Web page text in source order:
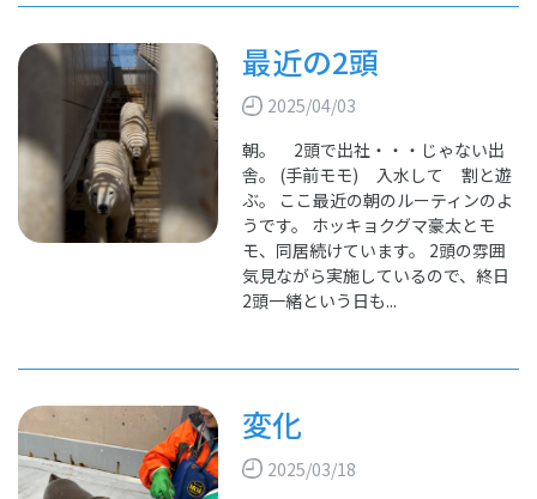
最近の2頭
2025/04/03
朝。 2頭で出社・・・じゃない出
舎。 (手前モモ) 入水して 割と遊
ぶ。 ここ最近の朝のルーティンのよ
うです。 ホッキョクグマ豪太とモ
モ、同居続けています。 2頭の雰囲
気見ながら実施しているので、終日
2頭一緒という日も...
変化
2025/03/18